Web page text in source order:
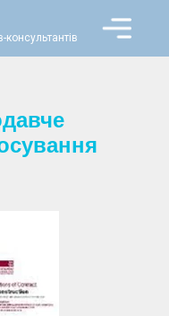
консультантів